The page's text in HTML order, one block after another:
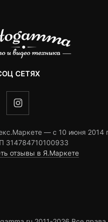
СЕТЯХ
— c 10 июня 2014
314784710100933
отзывы в Я.Маркете